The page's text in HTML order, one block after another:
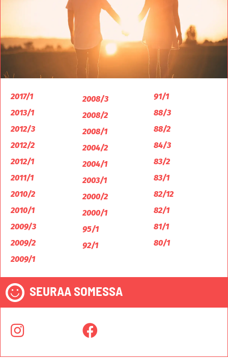
2017/1
2013/1
2012/3
2012/2
2012/1
2011/1
2010/2
2010/1
2009/3
2009/2
2009/1
2008/3
2008/2
2008/1
2004/2
2004/1
2003/1
2000/2
2000/1
95/1
92/1
91/1
88/3
88/2
84/3
83/2
83/1
82/12
82/1
81/1
80/1
SEURAA SOMESSA